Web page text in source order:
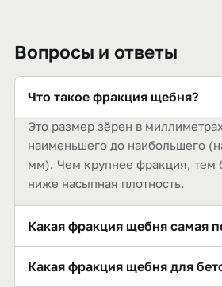
Вопросы и ответы
Что такое фракция щебня?
Это размер зёрен в
наименьшего до наибольшего
мм). Чем крупнее фракция, тем
ниже насыпная плотность.
Какая фракция щебня самая
фундамента, дорог и отсыпки.
Какая фракция щебня для